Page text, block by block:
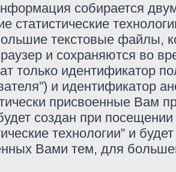
собирается
статистические
текстовые файлы,
и сохраняются во
только идентификатор
и идентификатор
присвоенные Вам
создан при
технологии” и
Вами тем, для